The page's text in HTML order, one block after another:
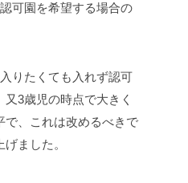
可園を希望する場合の
りたくても入れず認可
又3歳児の時点で大きく
、
これは改めるべきで
ました。